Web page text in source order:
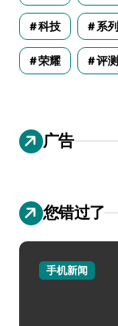
科技 系列
荣耀 评测
广告
您错过了
手机新闻